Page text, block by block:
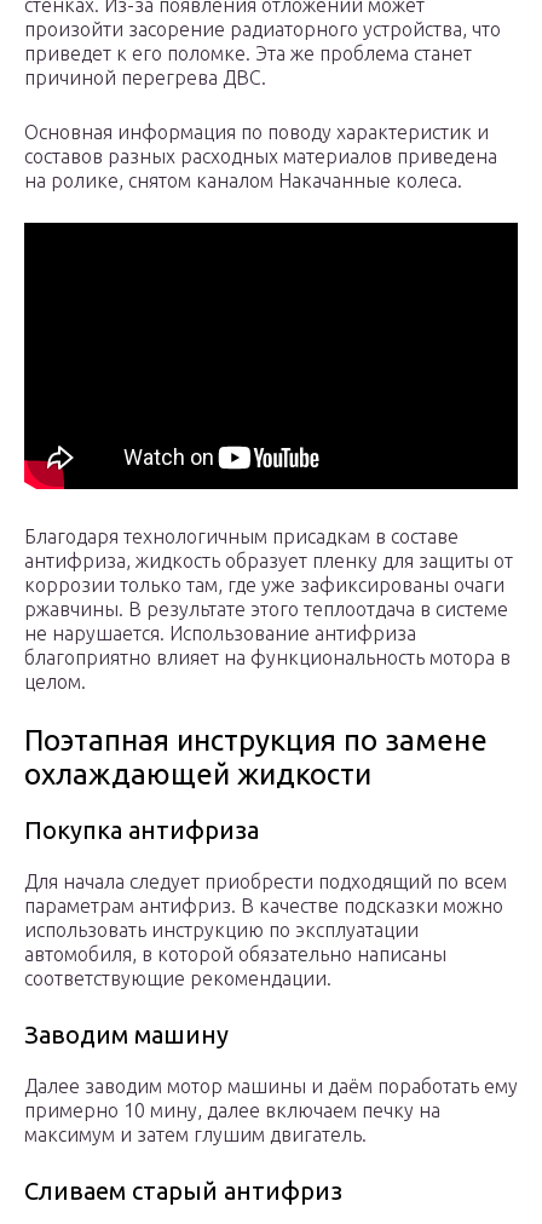
стенках. Из-за появления отложений может
произойти засорение радиаторного устройства, что
приведет к его поломке. Эта же проблема станет
причиной перегрева ДВС.
Основная информация по поводу характеристик и
составов разных расходных материалов приведена
на ролике, снятом каналом Накачанные колеса.
Благодаря технологичным присадкам в составе
антифриза, жидкость образует пленку для защиты от
коррозии только там, где уже зафиксированы очаги
ржавчины. В результате этого теплоотдача в системе
не нарушается. Использование антифриза
благоприятно влияет на функциональность мотора в
целом.
Поэтапная инструкция по замене
охлаждающей жидкости
Покупка антифриза
Для начала следует приобрести подходящий по всем
параметрам антифриз. В качестве подсказки можно
использовать инструкцию по эксплуатации
автомобиля, в которой обязательно написаны
соответствующие рекомендации.
Заводим машину
Далее заводим мотор машины и даём поработать ему
примерно 10 мину, далее включаем печку на
максимум и затем глушим двигатель.
Сливаем старый антифриз